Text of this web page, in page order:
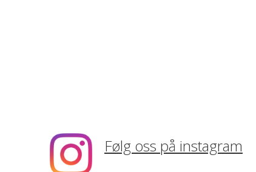
Følg oss på instagram